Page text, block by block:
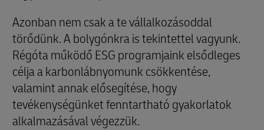
Azonban nem csak a te vállalkozásoddal
törődünk. A bolygónkra is tekintettel vagyunk.
Régóta működő ESG programjaink elsődleges
célja a karbonlábnyomunk csökkentése,
valamint annak elősegítése, hogy
tevékenységünket fenntartható gyakorlatok
alkalmazásával végezzük.